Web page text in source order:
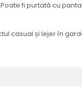
fi purtată cu
casual și lejer în